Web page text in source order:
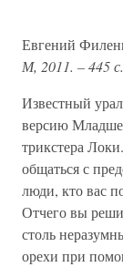
Евгений
М, 2011. – 445
Известный
версию
трикстера
общаться с
люди, кто вас
Отчего вы
столь
орехи при